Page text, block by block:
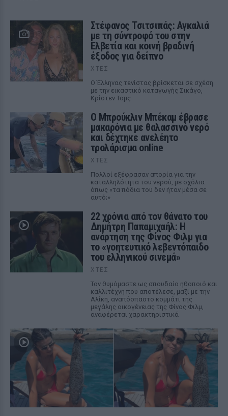
Στέφανος Τσιτσιπάς: Αγκαλιά
με τη σύντροφό του στην
Ελβετία και κοινή βραδινή
έξοδος για δείπνο
ΧΤΕΣ
Ο Έλληνας τενίστας βρίσκεται σε σχέση
με την εικαστικό καταγωγής Σικάγο,
Κρίστεν Τομς
Ο Μπρούκλιν Μπέκαμ έβρασε
μακαρόνια με θαλασσινό νερό
και δέχτηκε ανελέητο
τρολάρισμα online
ΧΤΕΣ
Πολλοί εξέφρασαν απορία για την
καταλληλότητα του νερού, με σχόλια
όπως «τα πόδια του δεν ήταν μέσα σε
αυτό;»
22 χρόνια από τον θάνατο του
Δημήτρη Παπαμιχαήλ: Η
ανάρτηση της Φίνος Φιλμ για
το «γοητευτικό λεβεντόπαιδο
του ελληνικού σινεμά»
ΧΤΕΣ
Τον θυμόμαστε ως σπουδαίο ηθοποιό και
καλλιτέχνη που αποτέλεσε, μαζί με την
Αλίκη, αναπόσπαστο κομμάτι της
μεγάλης οικογένειας της Φίνος Φιλμ,
αναφέρεται χαρακτηριστικά